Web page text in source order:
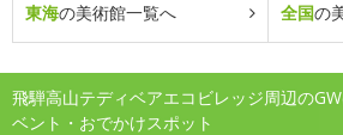
東海の美術館一覧へ 全国の
飛騨高山テディベアエコビレッジ周辺の
ベント・おでかけスポット